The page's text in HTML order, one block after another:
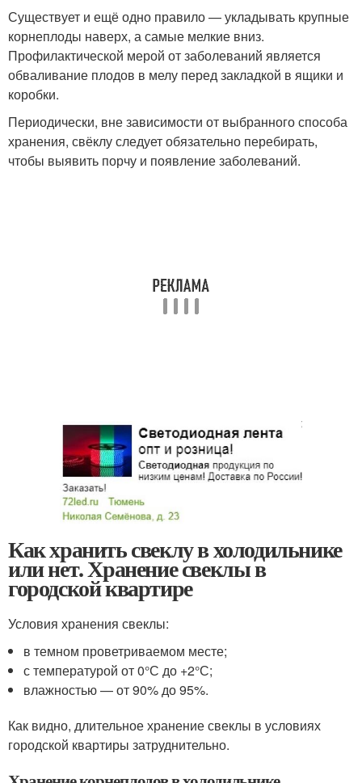
Существует и ещё одно правило — укладывать крупные
корнеплоды наверх, а самые мелкие вниз.
Профилактической мерой от заболеваний является
обваливание плодов в мелу перед закладкой в ящики и
коробки.
Периодически, вне зависимости от выбранного способа
хранения, свёклу следует обязательно перебирать,
чтобы выявить порчу и появление заболеваний.
Как хранить свеклу в холодильнике
или нет. Хранение свеклы в
городской квартире
Условия хранения свеклы:
в темном проветриваемом месте;
с температурой от 0°С до +2°С;
влажностью — от 90% до 95%.
Как видно, длительное хранение свеклы в условиях
городской квартиры затруднительно.